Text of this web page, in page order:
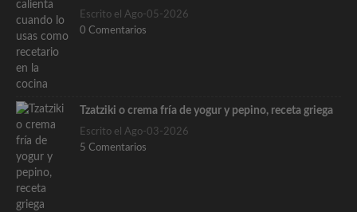
Escrito el Ago-05-2026
0 Comentarios
Tzatziki o crema fría de yogur y pepino, receta griega
Escrito el Ago-03-2026
5 Comentarios